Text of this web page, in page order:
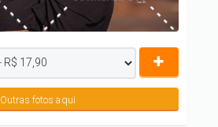
Outras fotos aqui